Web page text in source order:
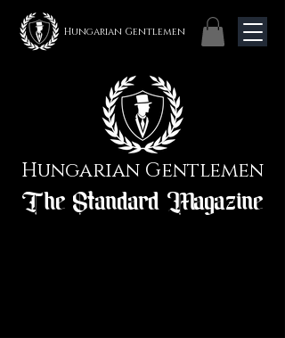
Hungarian Gentlemen
Hungarian Gentlemen
The Standard Magazine